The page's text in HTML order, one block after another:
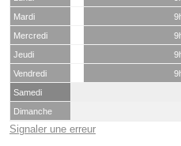
Mardi
Mercredi
Jeudi
Vendredi
Samedi
Dimanche
Signaler une erreur